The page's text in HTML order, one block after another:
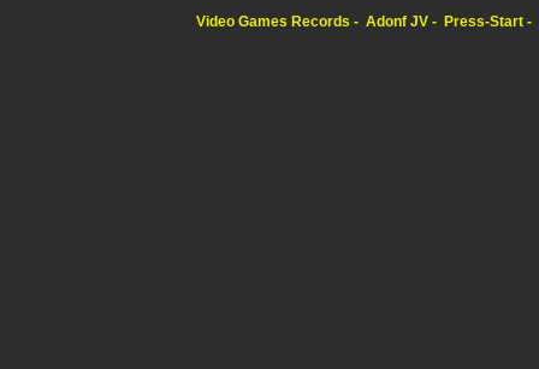
Video Games Records Adonf JV Press-Start